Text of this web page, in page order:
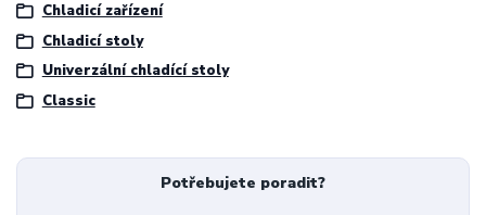
Chladicí zařízení
Chladicí stoly
Univerzální chladící stoly
Classic
Potřebujete poradit?